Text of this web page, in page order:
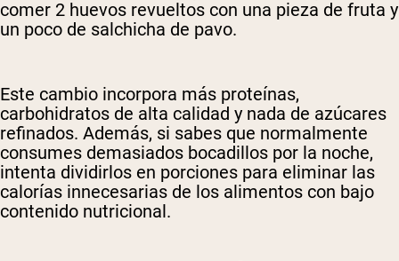
comer 2 huevos revueltos con una pieza de fruta y
un poco de salchicha de pavo.
Este cambio incorpora más proteínas,
carbohidratos de alta calidad y nada de azúcares
refinados. Además, si sabes que normalmente
consumes demasiados bocadillos por la noche,
intenta dividirlos en porciones para eliminar las
calorías innecesarias de los alimentos con bajo
contenido nutricional.